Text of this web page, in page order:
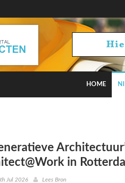
HOME
in
Jul 2026 Lees Bron